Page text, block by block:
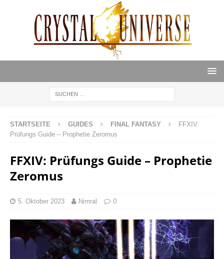
STARTSEITE GUIDES FINAL FANTASY
FFXIV:
Prüfungs Guide – Prophetie Zeromus
FFXIV: Prüfungs Guide – Prophetie
Zeromus
5. Oktober 2023 Nimral 0